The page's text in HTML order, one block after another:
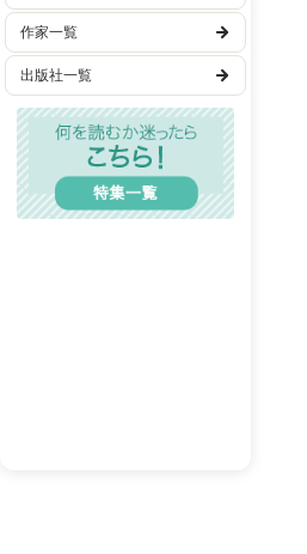
ギャグ・コメディー
スポーツ
歴史・時代
TL(ティーンズラブ)
レディコミ
作家一覧
出版社一覧